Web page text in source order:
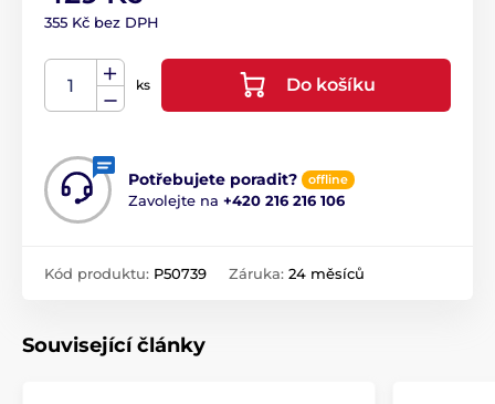
355 Kč bez DPH
ks Do košíku
Potřebujete poradit? offline
Zavolejte na +420 216 216 106
Kód produktu: P50739 Záruka: 24 měsíců
Související články